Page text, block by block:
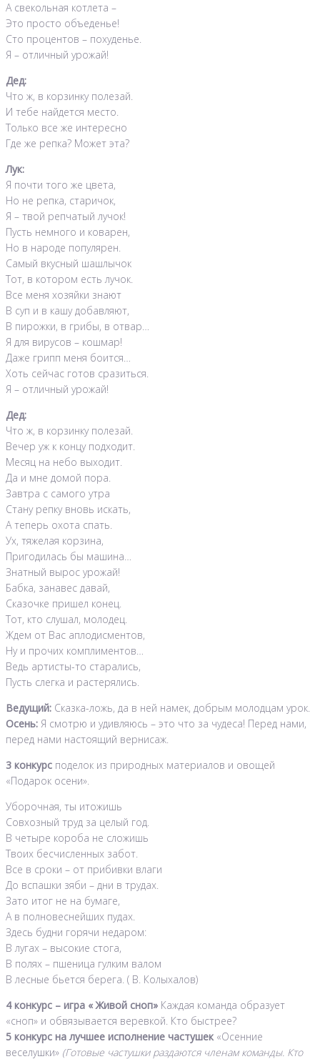
А свекольная котлета –
Это просто объеденье!
Сто процентов – похуденье.
Я – отличный урожай!
Дед:
Что ж, в корзинку полезай.
И тебе найдется место.
Только все же интересно
Где же репка? Может эта?
Лук:
Я почти того же цвета,
Но не репка, старичок,
Я – твой репчатый лучок!
Пусть немного и коварен,
Но в народе популярен.
Самый вкусный шашлычок
Тот, в котором есть лучок.
Все меня хозяйки знают
В суп и в кашу добавляют,
В пирожки, в грибы, в отвар…
Я для вирусов – кошмар!
Даже грипп меня боится…
Хоть сейчас готов сразиться.
Я – отличный урожай!
Дед:
Что ж, в корзинку полезай.
Вечер уж к концу подходит.
Месяц на небо выходит.
Да и мне домой пора.
Завтра с самого утра
Стану репку вновь искать,
А теперь охота спать.
Ух, тяжелая корзина,
Пригодилась бы машина…
Знатный вырос урожай!
Бабка, занавес давай,
Сказочке пришел конец.
Тот, кто слушал, молодец.
Ждем от Вас аплодисментов,
Ну и прочих комплиментов…
Ведь артисты-то старались,
Пусть слегка и растерялись.
Ведущий: Сказка-ложь, да в ней намек, добрым молодцам урок.
Осень: Я смотрю и удивляюсь – это что за чудеса! Перед нами,
перед нами настоящий вернисаж.
3 конкурс поделок из природных материалов и овощей
«Подарок осени».
Уборочная, ты итожишь
Совхозный труд за целый год.
В четыре короба не сложишь
Твоих бесчисленных забот.
Все в сроки – от прибивки влаги
До вспашки зяби – дни в трудах.
Зато итог не на бумаге,
А в полновеснейших пудах.
Здесь будни горячи недаром:
В лугах – высокие стога,
В полях – пшеница гулким валом
В лесные бьется берега. ( В. Колыхалов)
4 конкурс – игра « Живой сноп» Каждая команда образует
«сноп» и обвязывается веревкой. Кто быстрее?
5 конкурс на лучшее исполнение частушек«Осенние
веселушки» (Готовые частушки раздаются членам команды. Кто